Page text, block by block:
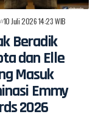
10 Juli 2026 14:23 WIB
Beradik
dan Elle
Masuk
Emmy
2026